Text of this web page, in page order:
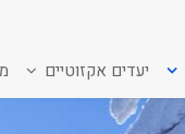
יעדים אקזוטיים